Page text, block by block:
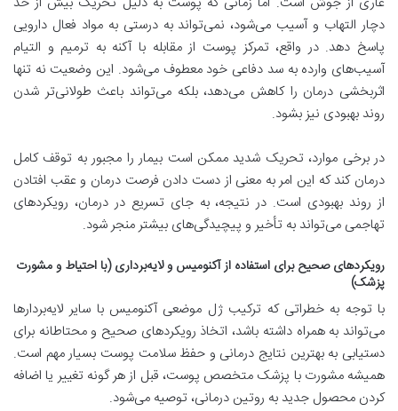
دچار التهاب و آسیب می‌شود، نمی‌تواند به درستی به مواد فعال دارویی
پاسخ دهد. در واقع، تمرکز پوست از مقابله با آکنه به ترمیم و التیام
آسیب‌های وارده به سد دفاعی خود معطوف می‌شود. این وضعیت نه تنها
اثربخشی درمان را کاهش می‌دهد، بلکه می‌تواند باعث طولانی‌تر شدن
روند بهبودی نیز بشود.
در برخی موارد، تحریک شدید ممکن است بیمار را مجبور به توقف کامل
درمان کند که این امر به معنی از دست دادن فرصت درمان و عقب افتادن
از روند بهبودی است. در نتیجه، به جای تسریع در درمان، رویکردهای
تهاجمی می‌تواند به تأخیر و پیچیدگی‌های بیشتر منجر شود.
رویکردهای صحیح برای استفاده از آکنومیس و لایه‌برداری (با احتیاط و مشورت
پزشک)
با توجه به خطراتی که ترکیب ژل موضعی آکنومیس با سایر لایه‌بردارها
می‌تواند به همراه داشته باشد، اتخاذ رویکردهای صحیح و محتاطانه برای
دستیابی به بهترین نتایج درمانی و حفظ سلامت پوست بسیار مهم است.
همیشه مشورت با پزشک متخصص پوست، قبل از هر گونه تغییر یا اضافه
کردن محصول جدید به روتین درمانی، توصیه می‌شود.